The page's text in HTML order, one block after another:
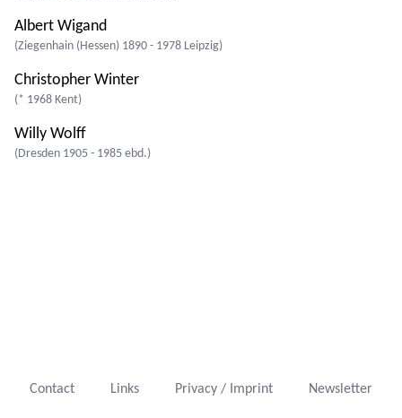
Albert Wigand
(Ziegenhain (Hessen) 1890 - 1978 Leipzig)
Christopher Winter
(* 1968 Kent)
Willy Wolff
(Dresden 1905 - 1985 ebd.)
Contact Links Privacy / Imprint Newsletter